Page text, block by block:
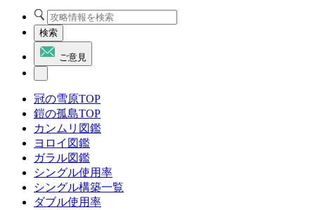
検索
ご意見
冠の雪原TOP
鎧の孤島TOP
カンムリ図鑑
ヨロイ図鑑
ガラル図鑑
シングル使用率
シングル構築一覧
ダブル使用率